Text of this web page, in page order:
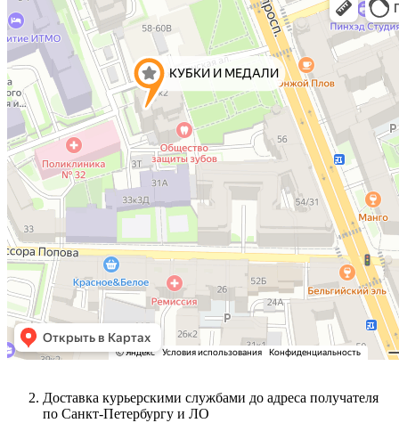
Доставка курьерскими службами до адреса получателя
по Санкт-Петербургу и ЛО